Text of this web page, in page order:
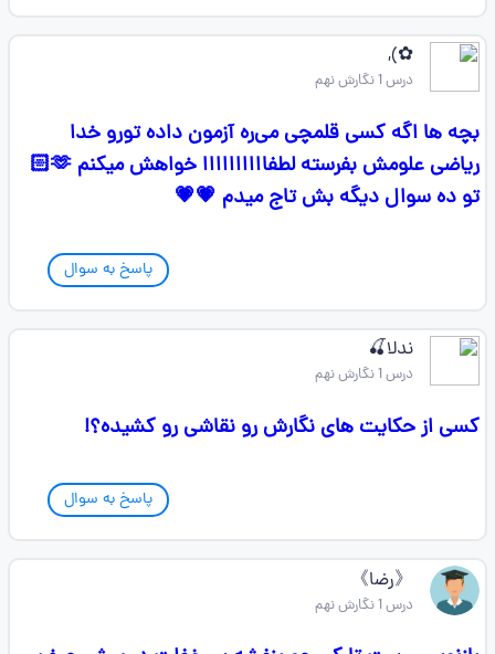
✿⁠),
درس 1 نگارش نهم
بچه ها اگه کسی قلمچی می‌ره آزمون داده تورو خدا
ریاضی علومش بفرسته لطفاااااااااا خواهش میکنم 🫶🏻
تو ده سوال دیگه بش تاج میدم 💗💗
پاسخ به سوال
ندلا🍒
درس 1 نگارش نهم
کسی از حکایت های نگارش رو نقاشی رو کشیده؟!
پاسخ به سوال
《رضا》
درس 1 نگارش نهم